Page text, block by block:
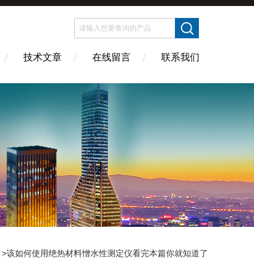
技术文章 在线留言 联系我们
>该如何使用绝热材料憎水性测定仪看完本篇你就知道了